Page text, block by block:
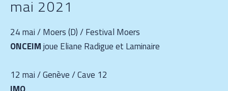
mai 2021
24 mai / Moers (D) / Festival Moers
ONCEIMjoue Eliane Radigue et Laminaire
12 mai / Genève / Cave 12